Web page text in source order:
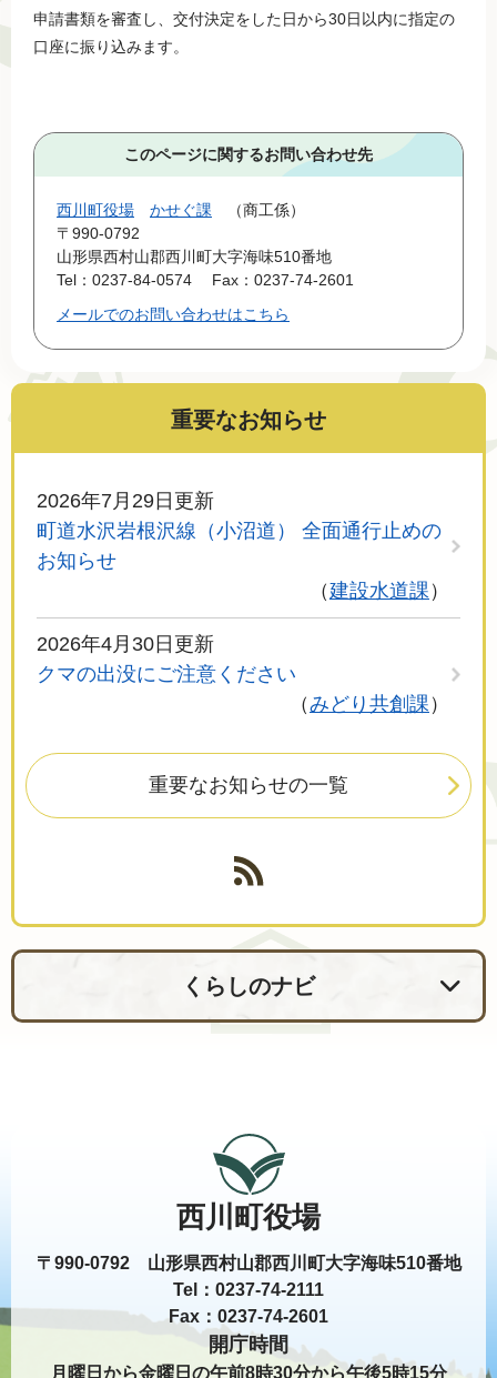
申請書類を審査し、交付決定をした日から30日以内に指定の
口座に振り込みます。
このページに関するお問い合わせ先
西川町役場 かせぐ課
商工係
〒990-0792
山形県西村山郡西川町大字海味510番地
Tel：0237-84-0574
Fax：0237-74-2601
メールでのお問い合わせはこちら
重要なお知らせ
2026年7月29日更新
町道水沢岩根沢線（小沼道） 全面通行止めの
お知らせ
建設水道課
2026年4月30日更新
クマの出没にご注意ください
みどり共創課
重要なお知らせの一覧
くらしのナビ
西川町役場
〒990-0792 山形県西村山郡西川町大字海味510番地
Tel：0237-74-2111
Fax：0237-74-2601
開庁時間
月曜日から金曜日の午前8時30分から午後5時15分